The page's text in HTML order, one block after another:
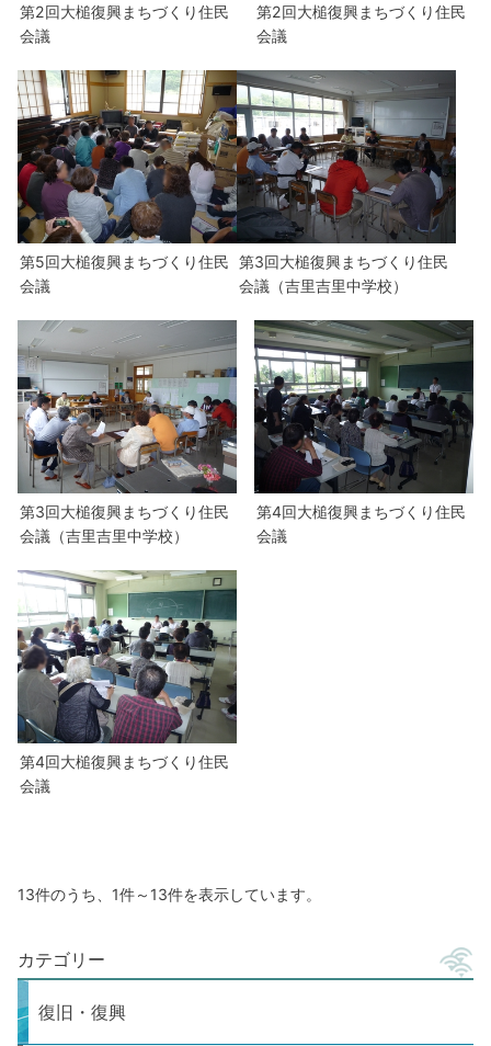
第2回大槌復興まちづくり住民
会議
第2回大槌復興まちづくり住民
会議
第5回大槌復興まちづくり住民
会議
第3回大槌復興まちづくり住民
会議（吉里吉里中学校）
第3回大槌復興まちづくり住民
会議（吉里吉里中学校）
第4回大槌復興まちづくり住民
会議
第4回大槌復興まちづくり住民
会議
13件のうち、1件～13件を表示しています。
カテゴリー
復旧・復興